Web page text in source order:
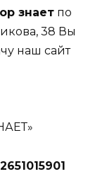
знает по
38 Вы
наш сайт